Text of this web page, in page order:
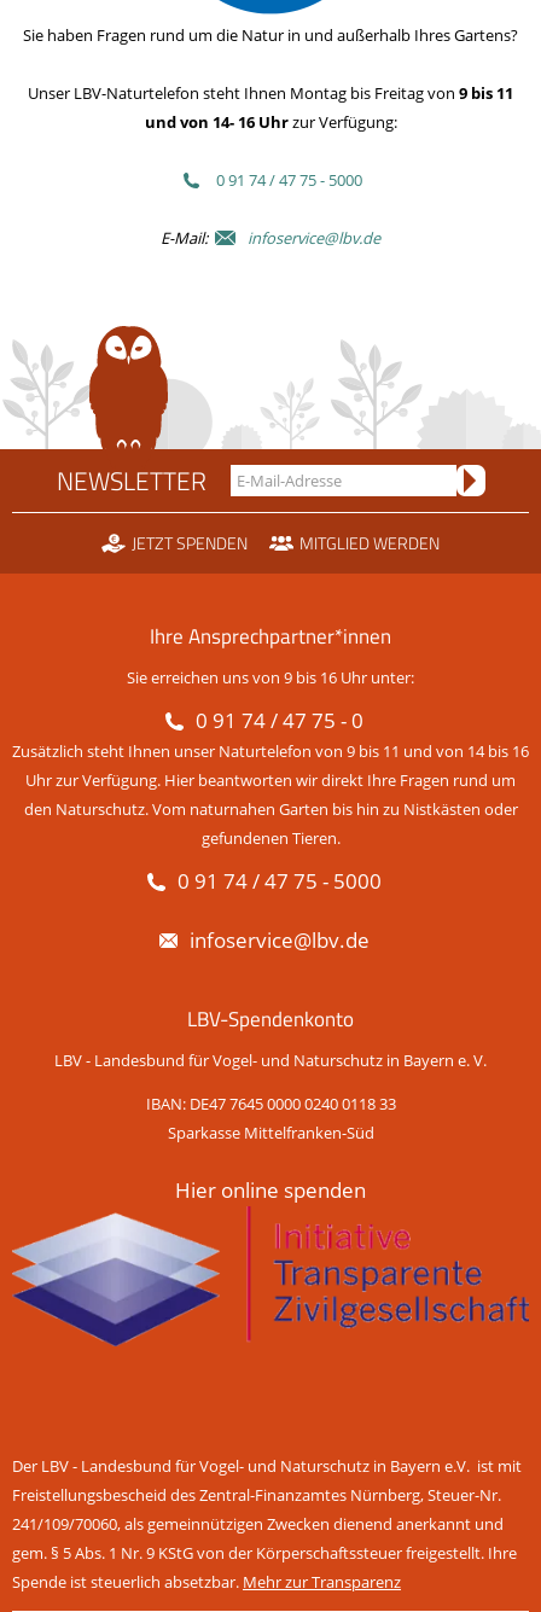
Sie haben Fragen rund um die Natur in und außerhalb Ihres Gartens?
Unser LBV-Naturtelefon steht Ihnen Montag bis Freitag von 9 bis 11
und von 14- 16 Uhrzur Verfügung:
0 91 74 / 47 75 - 5000
E-Mail: infoservice@lbv.de
NEWSLETTER
JETZT SPENDEN MITGLIED WERDEN
Ihre Ansprechpartner*innen
Sie erreichen uns von 9 bis 16 Uhr unter:
0 91 74 / 47 75 - 0
Zusätzlich steht Ihnen unser Naturtelefon von 9 bis 11 und von 14 bis 16
Uhr zur Verfügung. Hier beantworten wir direkt Ihre Fragen rund um
den Naturschutz. Vom naturnahen Garten bis hin zu Nistkästen oder
gefundenen Tieren.
0 91 74 / 47 75 - 5000
infoservice@lbv.de
LBV-Spendenkonto
LBV - Landesbund für Vogel- und Naturschutz in Bayern e. V.
IBAN: DE47 7645 0000 0240 0118 33
Sparkasse Mittelfranken-Süd
Hier online spenden
Der LBV - Landesbund für Vogel- und Naturschutz in Bayern e.V. ist mit
Freistellungsbescheid des Zentral-Finanzamtes Nürnberg, Steuer-Nr.
241/109/70060, als gemeinnützigen Zwecken dienend anerkannt und
gem. § 5 Abs. 1 Nr. 9 KStG von der Körperschaftssteuer freigestellt. Ihre
Spende ist steuerlich absetzbar. Mehr zur Transparenz